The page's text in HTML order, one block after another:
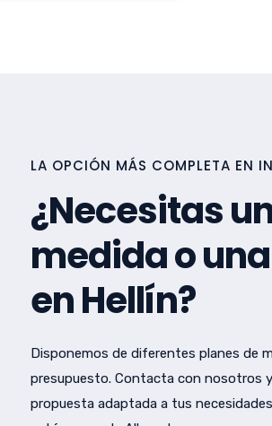
LA OPCIÓN MÁS COMPLETA EN
¿Necesitas
medida o
en Hellín?
Disponemos de diferentes planes de
presupuesto. Contacta con nosotros
propuesta adaptada a tus